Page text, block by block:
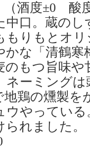
酒度±0 酸
口。蔵のし
もりもとオ
な「清鶴寒
もつ旨味や
ネーミング
鶏の燻製を
ウやってい
れました。